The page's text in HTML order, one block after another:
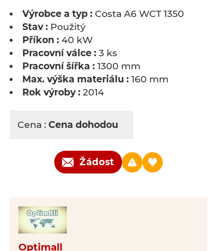
Výrobce a typ : Costa A6 WCT 1350
Stav : Použitý
Příkon : 40 kW
Pracovní válce : 3 ks
Pracovní šířka : 1300 mm
Max. výška materiálu : 160 mm
Rok výroby : 2014
Cena : Cena dohodou
Žádost
Optimall